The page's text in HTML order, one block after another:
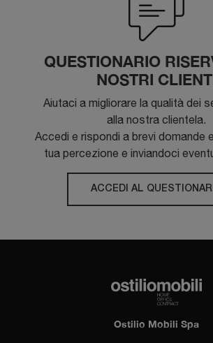
QUESTIONARIO
NOSTRI
Aiutaci a migliorare la qualità dei
alla nostra clientela.
Accedi e rispondi a brevi domande
tua percezione e inviandoci
ACCEDI AL
Ostilio Mobili Spa